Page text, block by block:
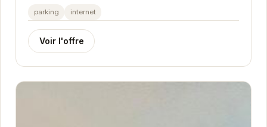
d'intérêt de la ville. Son parking gratuit...
parking internet
Voir l'offre